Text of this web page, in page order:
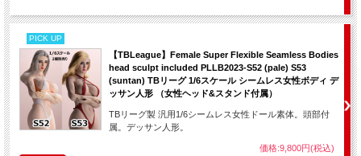
PICK UP
【TBLeague】Female Super Flexible Seamless Bodies
head sculpt included PLLB2023-S52 (pale) S53
(suntan) TBリーグ 1/6スケール シームレス女性ボディ デ
ッサン人形 （女性ヘッド&スタンド付属）
TBリーグ製 汎用1/6シームレス女性ドール素体。頭部付
属。デッサン人形。
価格:9,800円(税込)